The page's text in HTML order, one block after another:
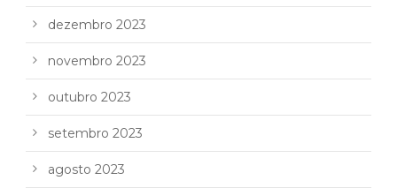
dezembro 2023
novembro 2023
outubro 2023
setembro 2023
agosto 2023